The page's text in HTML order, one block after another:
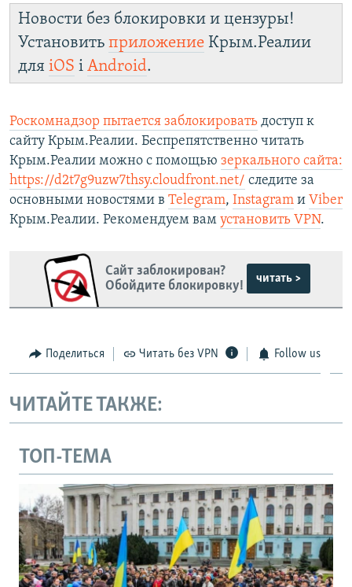
Новости без блокировки и цензуры!
Установить приложение Крым.Реалии
для iOS і Android.
Роскомнадзор пытается заблокировать доступ к
сайту Крым.Реалии. Беспрепятственно читать
Крым.Реалии можно с помощью зеркального сайта:
https://d2t7g9uzw7thsy.cloudfront.net/ следите за
основными новостями в Telegram, Instagram и Viber
Крым.Реалии. Рекомендуем вам установить VPN.
Сайт заблокирован?
Обойдите блокировку!
читать >
Поделиться Читать без VPN Follow us
ЧИТАЙТЕ ТАКЖЕ:
ТОП-ТЕМА